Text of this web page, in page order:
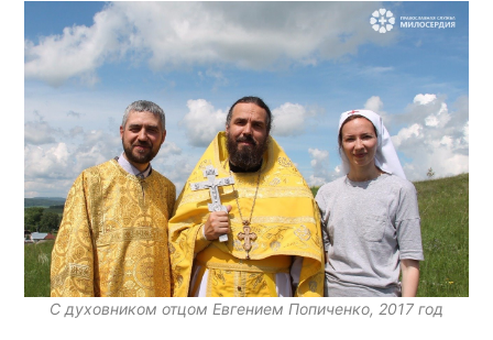
С духовником отцом Евгением Попиченко, 2017 год